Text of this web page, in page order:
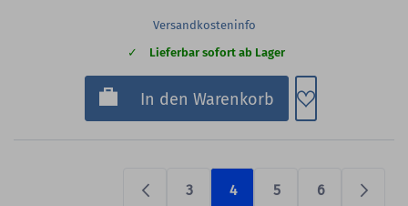
Versandkosteninfo
Lieferbar sofort ab Lager
In den Warenkorb Zum
3 4 5 6